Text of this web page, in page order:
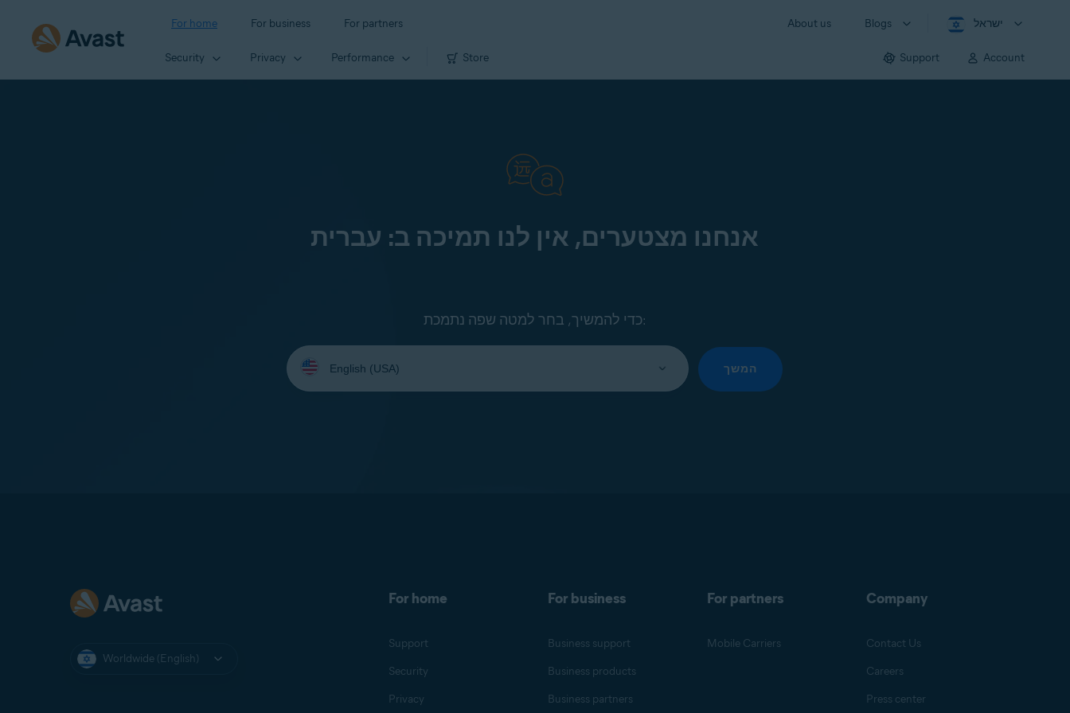
For home For business For partners About us Blogs ישראל
Security Privacy Performance Store Support Account
אנחנו מצטערים, אין לנו תמיכה ב: עברית
כדי להמשיך, בחר למטה שפה נתמכת:
Select
your
language:
המשך
Worldwide (English)
For home
Support
Security
Privacy
For business
Business support
Business products
Business partners
For partners
Mobile Carriers
Company
Contact Us
Careers
Press center